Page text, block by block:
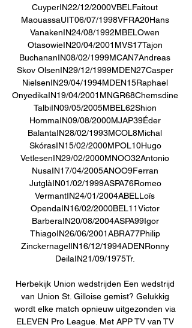
CuyperIN22/12/2000VBELFaitout
MaouassaUIT06/07/1998VFRA20Hans
VanakenIN24/08/1992MBELOwen
OtasowieIN20/04/2001MVS17Tajon
BuchananIN08/02/1999MCAN7Andreas
Skov OlsenIN29/12/1999MDEN27Casper
NielsenIN29/04/1994MDEN15Raphael
OnyedikaIN19/04/2001MNGR68Chemsdine
TalbiIN09/05/2005MBEL62Shion
HommaIN09/08/2000MJAP39Éder
BalantaIN28/02/1993MCOL8Michal
SkórasIN15/02/2000MPOL10Hugo
VetlesenIN29/02/2000MNOO32Antonio
NusaIN17/04/2005ANOO9Ferran
JutglàIN01/02/1999ASPA76Romeo
VermantIN24/01/2004ABELLoïs
OpendaIN16/02/2000BEL11Victor
BarberaIN20/08/2004ASPA99Igor
ThiagoIN26/06/2001ABRA77Philip
ZinckernagelIN16/12/1994ADENRonny
DeilaIN21/09/1975Tr.
Herbekijk Union wedstrijden Een wedstrijd
van Union St. Gilloise gemist? Gelukkig
wordt elke match opnieuw uitgezonden via
ELEVEN Pro League. Met APP TV van TV